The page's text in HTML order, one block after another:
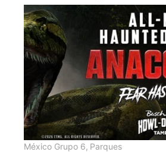
México Grupo 6, Parques